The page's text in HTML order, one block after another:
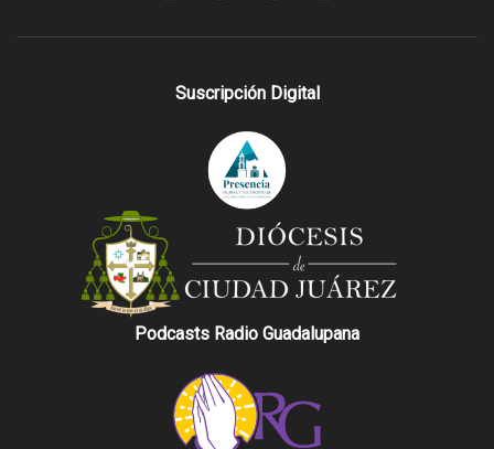
Suscripción Digital
Podcasts Radio Guadalupana